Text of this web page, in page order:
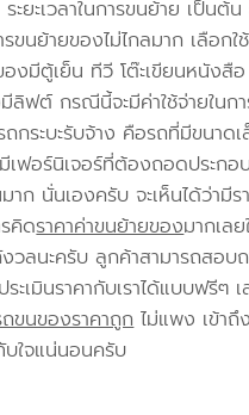
ยะเวลาในการขนย้าย เป็นต้
ขนย้ายของไม่ไกลมาก เลือกใ
องมีตู้เย็น ทีวี โต๊ะเขียนหนังสื
ลิฟต์ กรณีนี้จะมีค่าใช้จ่ายในก
ถกระบะรับจ้าง คือรถที่มีขนาด
ฟอร์นิเจอร์ที่ต้องถอดประกอบ
าก นั่นเองครับ จะเห็นได้ว่ามีร
คิดราคาค่าขนย้ายของมากเล
วลนะครับ ลูกค้าสามารถสอบ
ะเมินราคากับเราได้แบบฟรีๆ
ขนของราคาถูกไม่แพง เข้าถึ
บใจแน่นอนครับ